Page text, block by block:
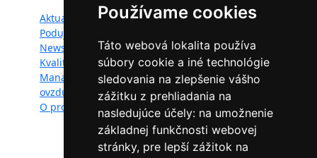
Používame cookies
Táto webová lokalita používa
súbory cookie a iné technológie
sledovania na zlepšenie vášho
zážitku z prehliadania na
nasledujúce účely: na umožnenie
základnej funkčnosti webovej
stránky, pre lepší zážitok na
Aktuality
Podujatia
Newsletter
Kvalita ovzdušia
Manažéri kvality
ovzdušia
O projekte
Dokumenty
Videogaléria
Kontakt
Ochrana osobných
údajov